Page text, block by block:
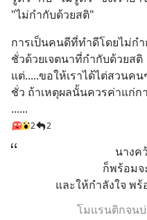
"ไม่กำกับด้วยสติ"
การเป็นคนดีที่ทำดีโดยไม่ก
ชั่วด้วยเจตนาที่กำกับด้วยสติ
แต่.....ขอให้เราได้ไต่สวนค
ชั่ว ถ้าเหตุผลนั้นควรค่าแก่ก
......
2 2
นางค
ก็พร้อมจ
และให้กำลังใจ พ
โมแรนติกจน